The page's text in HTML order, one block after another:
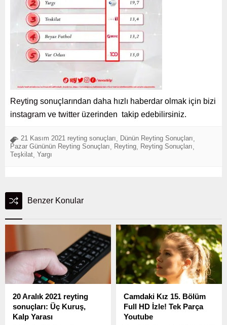
Reyting sonuçlarından daha hızlı haberdar olmak için bizi
instagram ve twitter üzerinden takip edebilirsiniz.
21 Kasım 2021 reyting sonuçları Dünün Reyting Sonuçları
Pazar Gününün Reyting Sonuçları
Reyting Reyting Sonuçları
Teşkilat Yargı
Benzer Konular
20 Aralık 2021 reyting
sonuçları: Üç Kuruş,
Kalp Yarası
Camdaki Kız 15. Bölüm
Full HD İzle! Tek Parça
Youtube